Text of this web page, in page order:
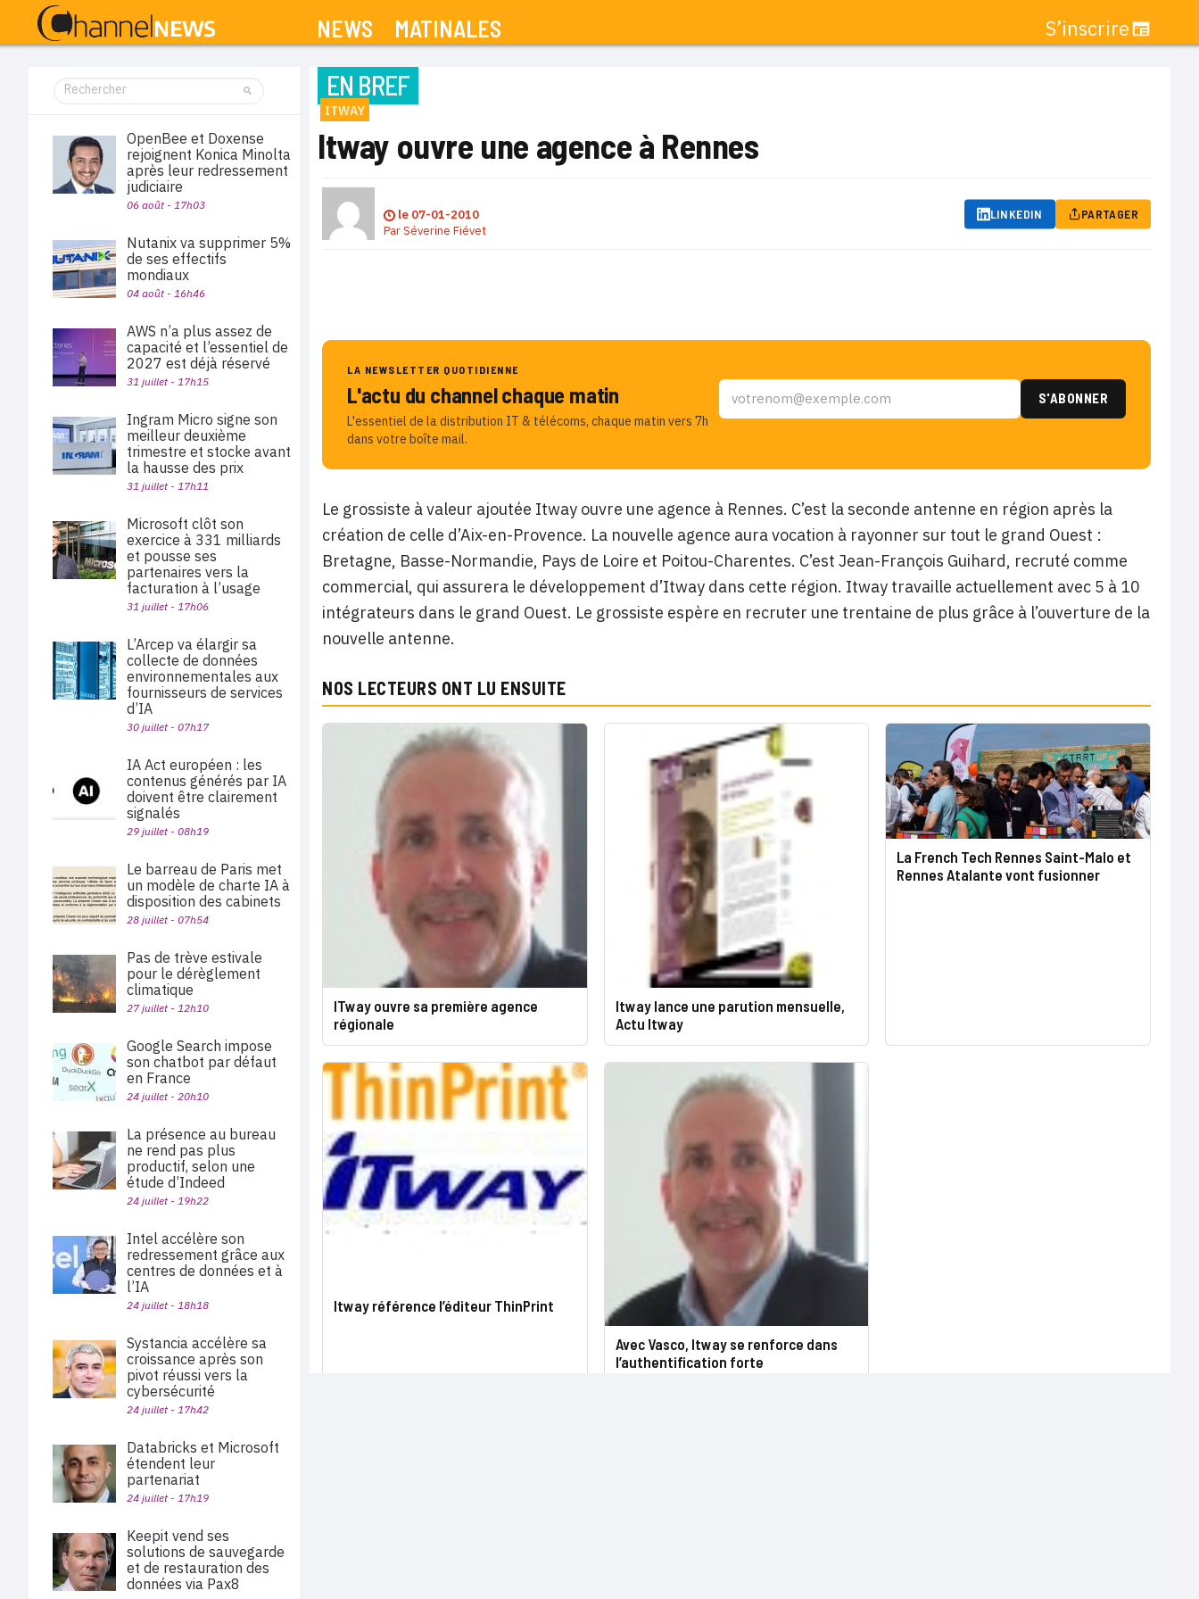
NEWS MATINALES S’inscrire
EN BREF
ITWAY
Itway ouvre une agence à Rennes
le 07-01-2010
ParSéverine Fiévet
LINKEDIN PARTAGER
LA NEWSLETTER QUOTIDIENNE
L'actu du channel chaque matin
L'essentiel de la distribution IT & télécoms, chaque matin vers 7h
dans votre boîte mail.
Le grossiste à valeur ajoutée Itway ouvre une agence à Rennes. C’est la seconde antenne en région après la
création de celle d’Aix-en-Provence. La nouvelle agence aura vocation à rayonner sur tout le grand Ouest :
Bretagne, Basse-Normandie, Pays de Loire et Poitou-Charentes. C’est Jean-François Guihard, recruté comme
commercial, qui assurera le développement d’Itway dans cette région. Itway travaille actuellement avec 5 à 10
intégrateurs dans le grand Ouest. Le grossiste espère en recruter une trentaine de plus grâce à l’ouverture de la
nouvelle antenne.
NOS LECTEURS ONT LU ENSUITE
ITway ouvre sa première agence
régionale
Itway lance une parution mensuelle,
Actu Itway
La French Tech Rennes Saint-Malo et
Rennes Atalante vont fusionner
Itway référence l’éditeur ThinPrint
Avec Vasco, Itway se renforce dans
l’authentification forte
OpenBee et Doxense
rejoignent Konica Minolta
après leur redressement
judiciaire
06 août - 17h03
Nutanix va supprimer 5%
de ses effectifs
mondiaux
04 août - 16h46
AWS n’a plus assez de
capacité et l’essentiel de
2027 est déjà réservé
31 juillet - 17h15
Ingram Micro signe son
meilleur deuxième
trimestre et stocke avant
la hausse des prix
31 juillet - 17h11
Microsoft clôt son
exercice à 331 milliards
et pousse ses
partenaires vers la
facturation à l’usage
31 juillet - 17h06
L’Arcep va élargir sa
collecte de données
environnementales aux
fournisseurs de services
d’IA
30 juillet - 07h17
IA Act européen : les
contenus générés par IA
doivent être clairement
signalés
29 juillet - 08h19
Le barreau de Paris met
un modèle de charte IA à
disposition des cabinets
28 juillet - 07h54
Pas de trève estivale
pour le dérèglement
climatique
27 juillet - 12h10
Google Search impose
son chatbot par défaut
en France
24 juillet - 20h10
La présence au bureau
ne rend pas plus
productif, selon une
étude d’Indeed
24 juillet - 19h22
Intel accélère son
redressement grâce aux
centres de données et à
l’IA
24 juillet - 18h18
Systancia accélère sa
croissance après son
pivot réussi vers la
cybersécurité
24 juillet - 17h42
Databricks et Microsoft
étendent leur
partenariat
24 juillet - 17h19
Keepit vend ses
solutions de sauvegarde
et de restauration des
données via Pax8